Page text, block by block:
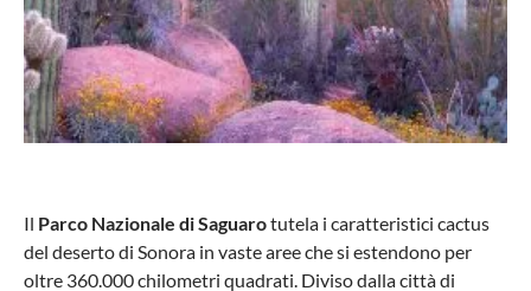
Il Parco Nazionale di Saguarotutela i caratteristici cactus
del deserto di Sonora in vaste aree che si estendono per
oltre 360.000 chilometri quadrati. Diviso dalla città di